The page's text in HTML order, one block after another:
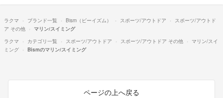
ラクマ ブランド一覧 Bism（ビーイズム） スポーツ/アウトドア
スポーツ/アウトド
ア その他
マリン/スイミング
ラクマ
カテゴリ一覧 スポーツ/アウトドア スポーツ/アウトドア その他
マリン/スイ
ミング
Bismのマリン/スイミング
ページの上へ戻る